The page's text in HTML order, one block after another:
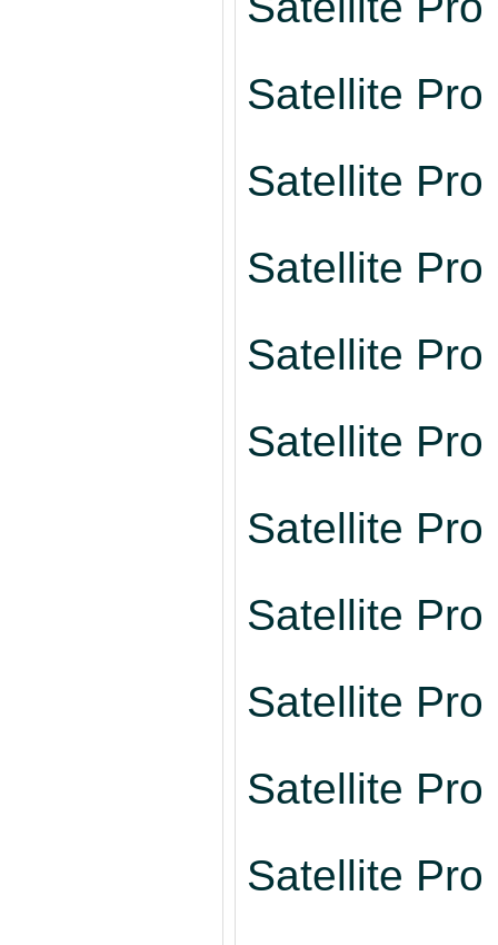
Satellite
Satellite
Satellite
Satellite
Satellite
Satellite
Satellite
Satellite
Satellite
Satellite